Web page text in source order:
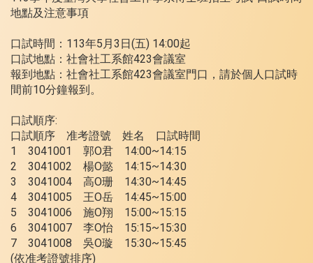
地點及注意事項
口試時間：113年5月3日(五) 14:00起
口試地點：社會社工系館423會議室
報到地點：社會社工系館423會議室門口，請於個人口試時
間前10分鐘報到。
口試順序:
口試順序 准考證號 姓名 口試時間
1 3041001 郭O君 14:00~14:15
2 3041002 楊O懿 14:15~14:30
3 3041004 高O珊 14:30~14:45
4 3041005 王O岳 14:45~15:00
5 3041006 施O翔 15:00~15:15
6 3041007 李O怡 15:15~15:30
7 3041008 吳O璇 15:30~15:45
(依准考證號排序)